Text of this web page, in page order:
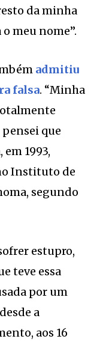
da minha
meu nome”.
admitiu
falsa. “Minha
que
1993,
Instituto de
segundo
estupro,
teve essa
por um
a
aos 16